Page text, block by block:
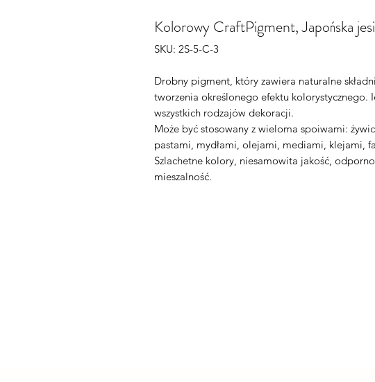
Kolorowy CraftPigment, Japońska
SKU: 2S-5-C-3
Drobny pigment, który zawiera naturalne
tworzenia określonego efektu kolorystycznego.
wszystkich rodzajów dekoracji.
Może być stosowany z wieloma spoiwami:
pastami, mydłami, olejami, mediami, klejami,
Szlachetne kolory, niesamowita jakość,
mieszalność.